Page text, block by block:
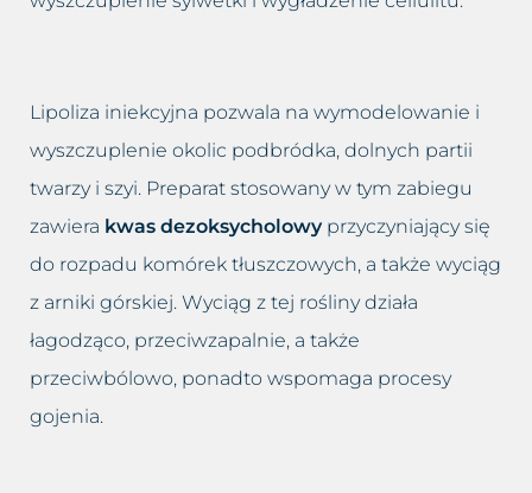
Lipoliza iniekcyjna pozwala na wymodelowanie i
wyszczuplenie okolic podbródka, dolnych partii
twarzy i szyi. Preparat stosowany w tym zabiegu
zawiera kwas dezoksycholowyprzyczyniający się
do rozpadu komórek tłuszczowych, a także wyciąg
z arniki górskiej. Wyciąg z tej rośliny działa
łagodząco, przeciwzapalnie, a także
przeciwbólowo, ponadto wspomaga procesy
gojenia.